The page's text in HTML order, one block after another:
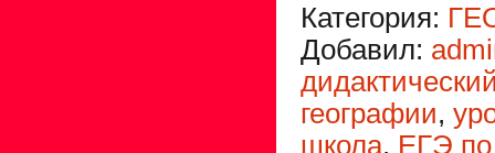
Категория:
Добавил:
географии,
школа, ЕГЭ по